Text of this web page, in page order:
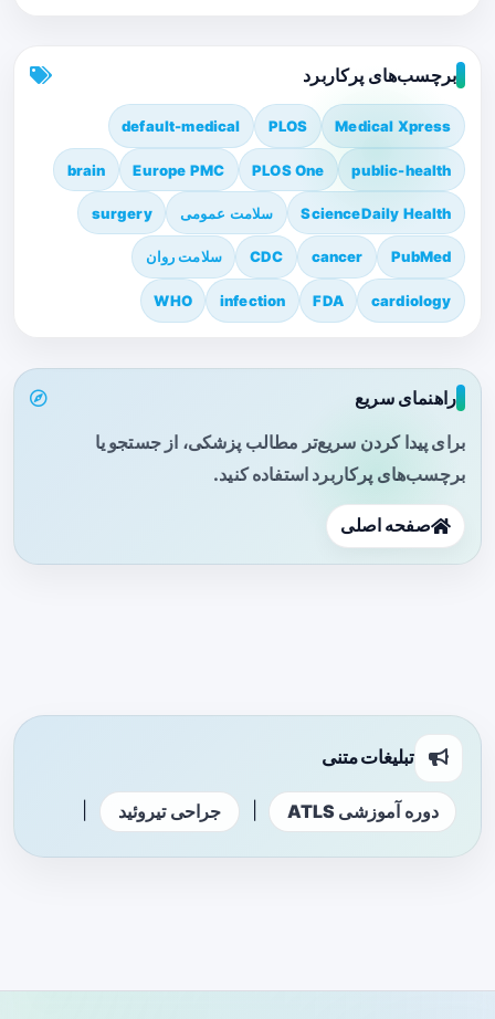
برچسب‌های پرکاربرد
Medical Xpress
PLOS
default-medical
public-health
PLOS One
Europe PMC
brain
ScienceDaily Health سلامت عمومی surgery
PubMed
cancer
CDC سلامت روان
cardiology
FDA
infection
WHO
راهنمای سریع
برای پیدا کردن سریع‌تر مطالب پزشکی، از جستجو یا
برچسب‌های پرکاربرد استفاده کنید.
صفحه اصلی
تبلیغات متنی
دوره آموزشی ATLS جراحی تیروئید